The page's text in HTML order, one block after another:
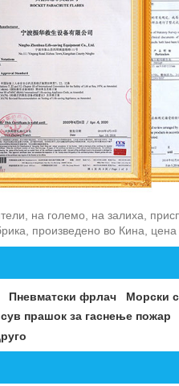
на големо, на залиха,
произведено во Кина, цена
Пневматски фрлач
Морски
сув прашок за гаснење пожар